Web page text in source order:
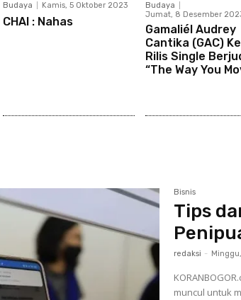
Budaya Kamis, 5 Oktober 2023
CHAI : Nahas
Budaya
Jumat, 8 Desember
Gamaliél Audrey
Cantika (GAC)
Rilis Single
“The Way You
Bisnis
Tips
redaksi -
muncul untuk